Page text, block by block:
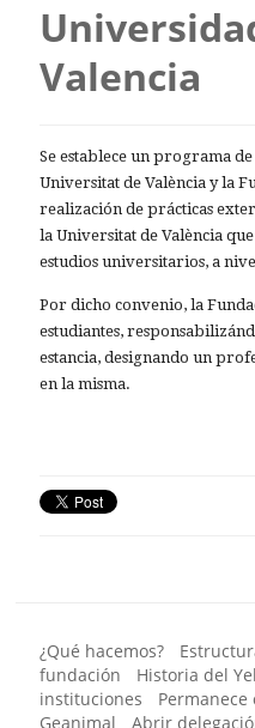
Valencia
Se establece un programa
Universitat de València y la
realización de prácticas
la Universitat de València
estudios universitarios, a
Por dicho convenio, la
estudiantes,
estancia, designando un
en la misma.
¿Qué hacemos?
fundación
Historia del
instituciones
Permanece
Geanimal
Abrir